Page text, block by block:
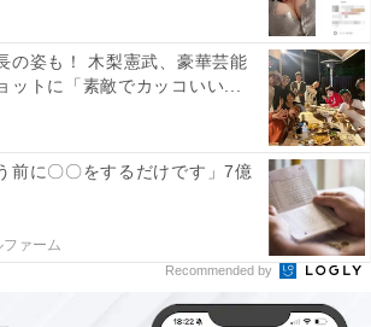
の姿も！ 木梨憲武、豪華芸能
ットに「素敵でカッコいい...
前に〇〇をするだけです」7億
ァーム
Recommended by